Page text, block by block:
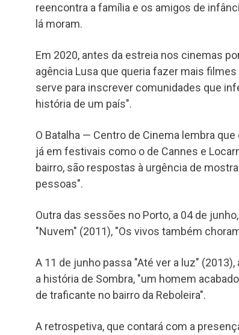
reencontra a família e os amigos de
lá moram.
Em 2020, antes da estreia nos cinemas
agência Lusa que queria fazer mais
serve para inscrever comunidades que
história de um país".
O Batalha — Centro de Cinema lembra
já em festivais como o de Cannes e
bairro, são respostas à urgência de
pessoas".
Outra das sessões no Porto, a 04 de
"Nuvem" (2011), "Os vivos também
A 11 de junho passa "Até ver a luz"
a história de Sombra, "um homem
de traficante no bairro da Reboleira".
A retrospetiva, que contará com a